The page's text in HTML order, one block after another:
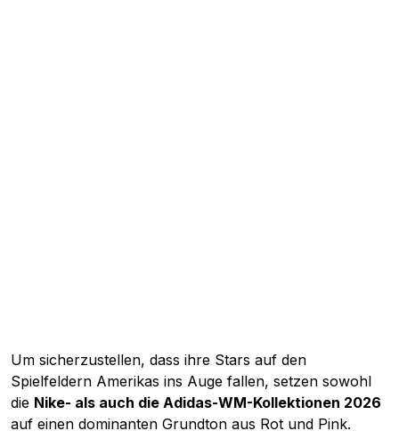
Um sicherzustellen, dass ihre Stars auf den
Spielfeldern Amerikas ins Auge fallen, setzen sowohl
die Nike- als auch die Adidas-WM-Kollektionen 2026
auf einen dominanten Grundton aus Rot und Pink.